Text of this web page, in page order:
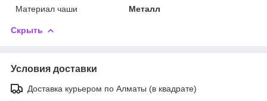
Материал чаши
Металл
Скрыть
Условия доставки
Доставка курьером по Алматы (в квадрате)